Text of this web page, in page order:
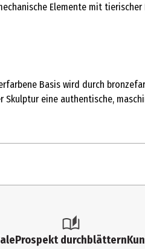
Elemente mit
Basis wird durch
eine authentische,
Prospekt durchblättern